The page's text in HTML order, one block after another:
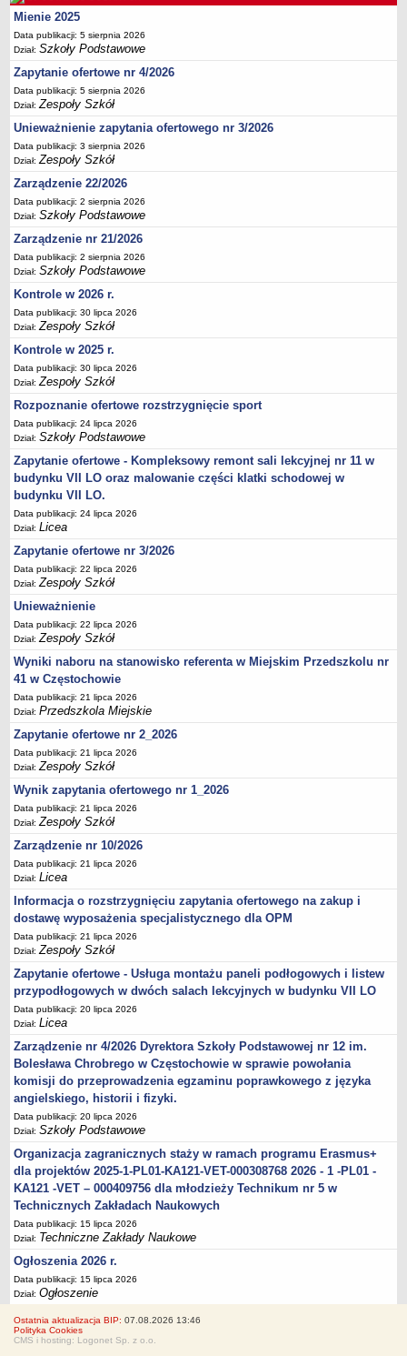
Godziny dyżurów
Ogłoszenie
Zarządzenia
Kontrole
Rejestry, ewidencje, archiwa
Sprawozdania
Deklaracja dostępności
PORADNIE PSYCHOLOGICZNO-PEDAGOGICZNE
Zespół Poradni
BIURO FINANSÓW OŚWIATY
Dane podstawowe
Statut
Majątek
Godziny dyżurów
Ogłoszenia
Zarządzenia
Rejestry, ewidencje, archiwa
Kontrole
PONOWNE WYKORZYSTYWANIE
Sprawozdania
Deklaracja dostępności
DEKLARACJA DOSTĘPNOŚCI
OŚWIADCZENIA MAJĄTKOWE
PONOWNE WYKORZYSTYWANIE
Mienie 2025
Data publikacji: 5 sierpnia 2026
Dział:Szkoły Podstawowe
Zapytanie ofertowe nr 4/2026
Data publikacji: 5 sierpnia 2026
Dział:Zespoły Szkół
Unieważnienie zapytania ofertowego nr 3/2026
Data publikacji: 3 sierpnia 2026
Dział:Zespoły Szkół
Zarządzenie 22/2026
Data publikacji: 2 sierpnia 2026
Dział:Szkoły Podstawowe
Zarządzenie nr 21/2026
Data publikacji: 2 sierpnia 2026
Dział:Szkoły Podstawowe
Kontrole w 2026 r.
Data publikacji: 30 lipca 2026
Dział:Zespoły Szkół
Kontrole w 2025 r.
Data publikacji: 30 lipca 2026
Dział:Zespoły Szkół
Rozpoznanie ofertowe rozstrzygnięcie sport
Data publikacji: 24 lipca 2026
Dział:Szkoły Podstawowe
Zapytanie ofertowe - Kompleksowy remont sali lekcyjnej nr 11 w
budynku VII LO oraz malowanie części klatki schodowej w
budynku VII LO.
Data publikacji: 24 lipca 2026
Dział:Licea
Zapytanie ofertowe nr 3/2026
Data publikacji: 22 lipca 2026
Dział:Zespoły Szkół
Unieważnienie
Data publikacji: 22 lipca 2026
Dział:Zespoły Szkół
Wyniki naboru na stanowisko referenta w Miejskim Przedszkolu nr
41 w Częstochowie
Data publikacji: 21 lipca 2026
Dział:Przedszkola Miejskie
Zapytanie ofertowe nr 2_2026
Data publikacji: 21 lipca 2026
Dział:Zespoły Szkół
Wynik zapytania ofertowego nr 1_2026
Data publikacji: 21 lipca 2026
Dział:Zespoły Szkół
Zarządzenie nr 10/2026
Data publikacji: 21 lipca 2026
Dział:Licea
Informacja o rozstrzygnięciu zapytania ofertowego na zakup i
dostawę wyposażenia specjalistycznego dla OPM
Data publikacji: 21 lipca 2026
Dział:Zespoły Szkół
Zapytanie ofertowe - Usługa montażu paneli podłogowych i listew
przypodłogowych w dwóch salach lekcyjnych w budynku VII LO
Data publikacji: 20 lipca 2026
Dział:Licea
Zarządzenie nr 4/2026 Dyrektora Szkoły Podstawowej nr 12 im.
Bolesława Chrobrego w Częstochowie w sprawie powołania
komisji do przeprowadzenia egzaminu poprawkowego z języka
angielskiego, historii i fizyki.
Data publikacji: 20 lipca 2026
Dział:Szkoły Podstawowe
Organizacja zagranicznych staży w ramach programu Erasmus+
dla projektów 2025-1-PL01-KA121-VET-000308768 2026 - 1 -PL01 -
KA121 -VET – 000409756 dla młodzieży Technikum nr 5 w
Technicznych Zakładach Naukowych
Data publikacji: 15 lipca 2026
Dział: Techniczne Zakłady Naukowe
Ogłoszenia 2026 r.
Data publikacji: 15 lipca 2026
Dział:Ogłoszenie
Ostatnia aktualizacja BIP: 07.08.2026 13:46
Polityka Cookies
CMS i hosting: Logonet Sp. z o.o.